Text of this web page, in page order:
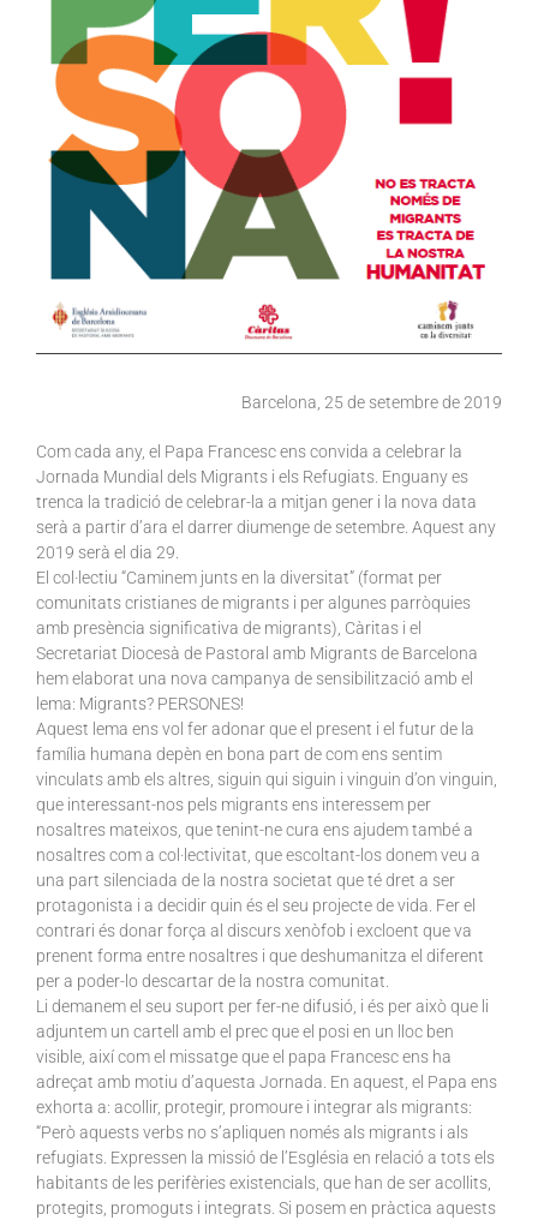
Barcelona, 25 de setembre de 2019
Com cada any, el Papa Francesc ens convida a celebrar la
Jornada Mundial dels Migrants i els Refugiats. Enguany es
trenca la tradició de celebrar-la a mitjan gener i la nova data
serà a partir d’ara el darrer diumenge de setembre. Aquest any
2019 serà el dia 29.
El col·lectiu “Caminem junts en la diversitat” (format per
comunitats cristianes de migrants i per algunes parròquies
amb presència significativa de migrants), Càritas i el
Secretariat Diocesà de Pastoral amb Migrants de Barcelona
hem elaborat una nova campanya de sensibilització amb el
lema: Migrants? PERSONES!
Aquest lema ens vol fer adonar que el present i el futur de la
família humana depèn en bona part de com ens sentim
vinculats amb els altres, siguin qui siguin i vinguin d’on vinguin,
que interessant-nos pels migrants ens interessem per
nosaltres mateixos, que tenint-ne cura ens ajudem també a
nosaltres com a col·lectivitat, que escoltant-los donem veu a
una part silenciada de la nostra societat que té dret a ser
protagonista i a decidir quin és el seu projecte de vida. Fer el
contrari és donar força al discurs xenòfob i excloent que va
prenent forma entre nosaltres i que deshumanitza el diferent
per a poder-lo descartar de la nostra comunitat.
Li demanem el seu suport per fer-ne difusió, i és per això que li
adjuntem un cartell amb el prec que el posi en un lloc ben
visible, així com el missatge que el papa Francesc ens ha
adreçat amb motiu d’aquesta Jornada. En aquest, el Papa ens
exhorta a: acollir, protegir, promoure i integrar als migrants:
“Però aquests verbs no s’apliquen només als migrants i als
refugiats. Expressen la missió de l’Església en relació a tots els
habitants de les perifèries existencials, que han de ser acollits,
protegits, promoguts i integrats. Si posem en pràctica aquests